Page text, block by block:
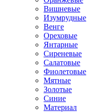
Вишневые
Изумрудные
Венге
Ореховые
Янтарные
Сиреневые
Салатовые
Фиолетовые
Мятные
Золотые
Синие
Материал